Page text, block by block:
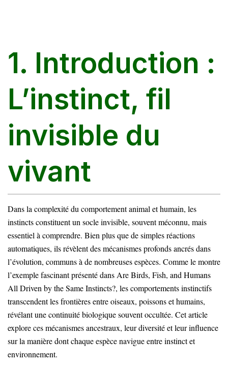
1. Introduction :
L’instinct, fil
invisible du
vivant
Dans la complexité du comportement animal et humain, les
instincts constituent un socle invisible, souvent méconnu, mais
essentiel à comprendre. Bien plus que de simples réactions
automatiques, ils révèlent des mécanismes profonds ancrés dans
l’évolution, communs à de nombreuses espèces. Comme le montre
l’exemple fascinant présenté dans Are Birds, Fish, and Humans
All Driven by the Same Instincts?, les comportements instinctifs
transcendent les frontières entre oiseaux, poissons et humains,
révélant une continuité biologique souvent occultée. Cet article
explore ces mécanismes ancestraux, leur diversité et leur influence
sur la manière dont chaque espèce navigue entre instinct et
environnement.